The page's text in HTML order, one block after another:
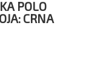
POLO
CRNA